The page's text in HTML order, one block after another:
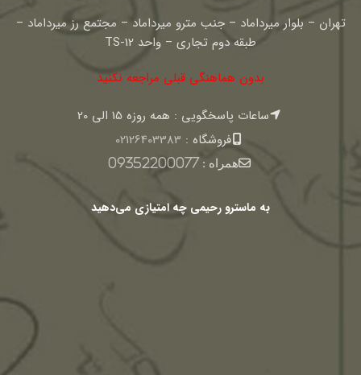
تهران – بلوار میرداماد – جنب مترو میرداماد – مجتمع رز میرداماد –
طبقه دوم تجاری – واحد TS-12
بدون هماهنگی قبلی مراجعه نکنید
ساعات پاسخگویی : همه روزه 15 الی 20
فروشگاه : 02126403383
همراه :09352200077
به ماسترو رحیمی چه امتیازی می‌دهید